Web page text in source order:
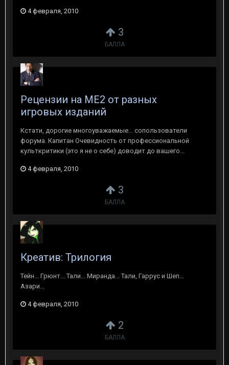
3
БАЛЛА
4 февраля, 2010
3
БАЛЛА
Рецензии на ME2 от разных
игровых изданий
Кстати, дорогие многоуважаемые... сопользователи
форума. Капитан Очевидность от профессиональной
культкритики (это я не о себе) доводит до вашего...
4 февраля, 2010
2
БАЛЛА
Креатив: Трилогия
Тейн... Грюнт... Тали... Миранда... Тали, Гаррус и Шеп...
Азари...
4 февраля, 2010